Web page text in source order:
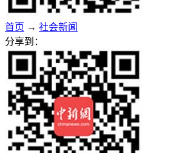
首页 → 社会新闻
分享到：